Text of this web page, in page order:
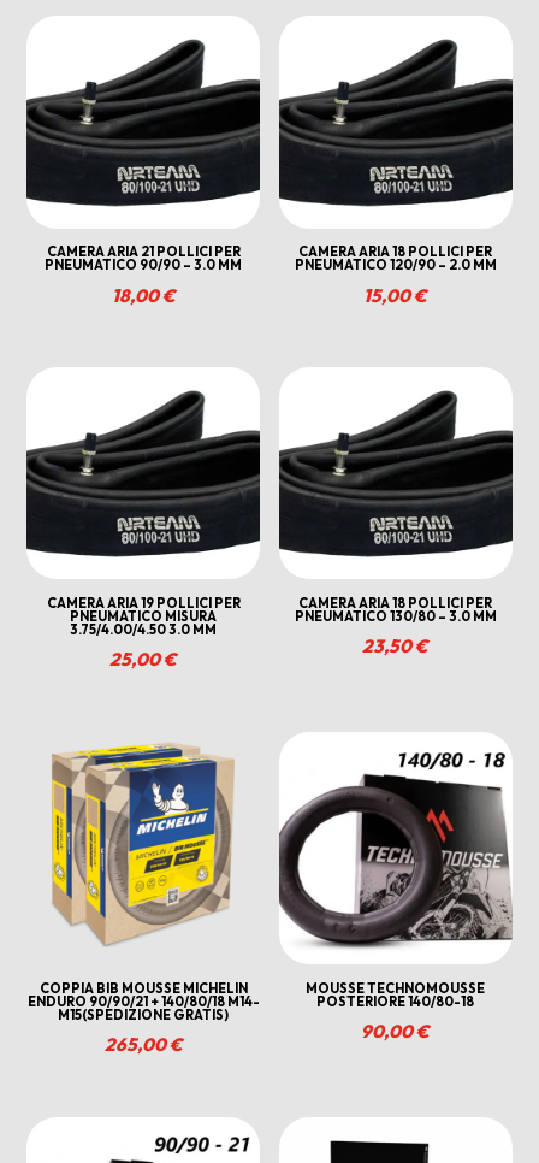
CAMERA ARIA 21 POLLICI PER
PNEUMATICO 90/90 – 3.0 MM
18,00€
CAMERA ARIA 18 POLLICI PER
PNEUMATICO 120/90 – 2.0 MM
15,00€
CAMERA ARIA 19 POLLICI PER
PNEUMATICO MISURA
3.75/4.00/4.50 3.0 MM
25,00€
CAMERA ARIA 18 POLLICI PER
PNEUMATICO 130/80 – 3.0 MM
23,50€
COPPIA BIB MOUSSE MICHELIN
ENDURO 90/90/21 + 140/80/18 M14-
M15(SPEDIZIONE GRATIS)
265,00€
MOUSSE TECHNOMOUSSE
POSTERIORE 140/80-18
90,00€